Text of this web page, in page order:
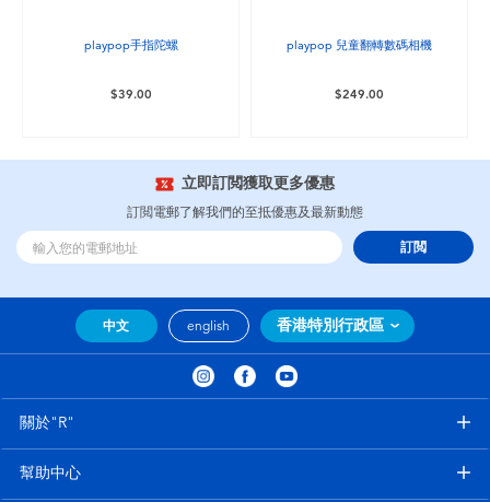
playpop手指陀螺
$39.00
playpop 兒童翻轉數碼相機
$249.00
立即訂閲獲取更多優惠
訂閲電郵了解我們的至抵優惠及最新動態
訂閲
中文 english 香港特別行政區
關於"R"
幫助中心